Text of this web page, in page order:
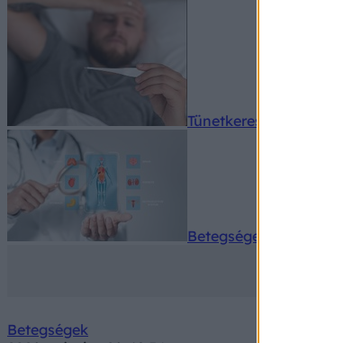
Tünetkereső
Betegségek A-Z
Betegségek